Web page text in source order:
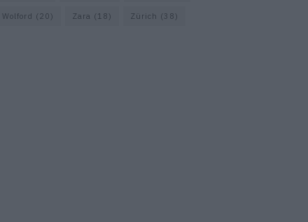
Wolford (20) Zara (18) Zürich (38)